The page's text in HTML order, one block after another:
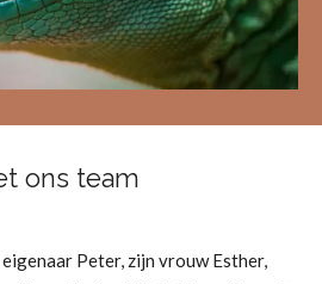
ons team
Peter, zijn vrouw Esther,